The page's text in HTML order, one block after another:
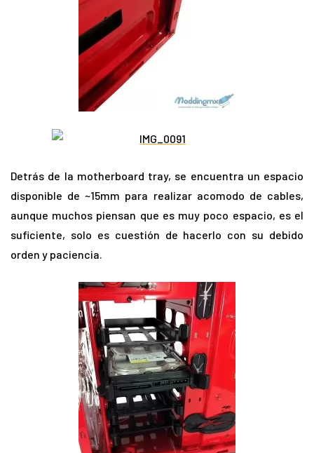
Detrás de la motherboard tray, se encuentra un espacio
disponible de ~15mm para realizar acomodo de cables,
aunque muchos piensan que es muy poco espacio, es el
suficiente, solo es cuestión de hacerlo con su debido
orden y paciencia.